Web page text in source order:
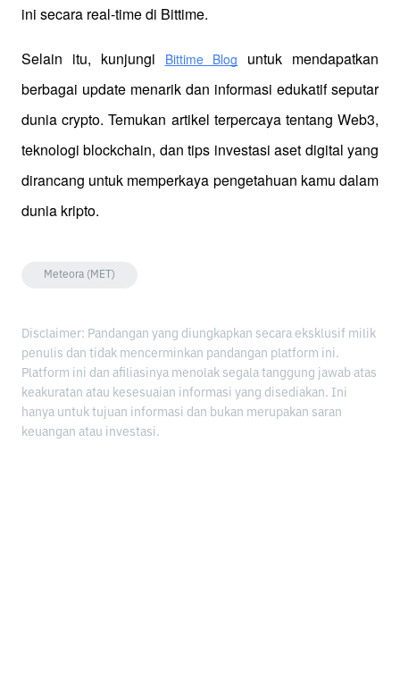
ini secara real-time di Bittime.
Selain itu, kunjungi Bittime Blog
untuk mendapatkan
berbagai update menarik dan informasi edukatif seputar
dunia crypto. Temukan artikel terpercaya tentang Web3,
teknologi blockchain, dan tips investasi aset digital yang
dirancang untuk memperkaya pengetahuan kamu dalam
dunia kripto.
Meteora (MET)
Disclaimer: Pandangan yang diungkapkan secara eksklusif milik
penulis dan tidak mencerminkan pandangan platform ini.
Platform ini dan afiliasinya menolak segala tanggung jawab atas
keakuratan atau kesesuaian informasi yang disediakan. Ini
hanya untuk tujuan informasi dan bukan merupakan saran
keuangan atau investasi.